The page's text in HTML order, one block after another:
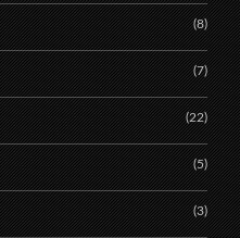
(8)
(7)
(22)
(5)
(3)